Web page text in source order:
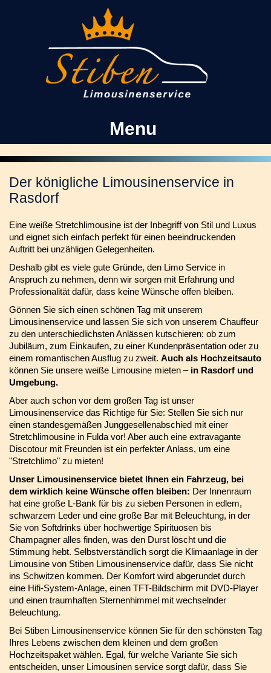
Menu
Der königliche Limousinenservice in
Rasdorf
Eine weiße Stretchlimousine ist der Inbegriff von Stil und Luxus
und eignet sich einfach perfekt für einen beeindruckenden
Auftritt bei unzähligen Gelegenheiten.
Deshalb gibt es viele gute Gründe, den Limo Service in
Anspruch zu nehmen, denn wir sorgen mit Erfahrung und
Professionalität dafür, dass keine Wünsche offen bleiben.
Gönnen Sie sich einen schönen Tag mit unserem
Limousinenservice und lassen Sie sich von unserem Chauffeur
zu den unterschiedlichsten Anlässen kutschieren: ob zum
Jubiläum, zum Einkaufen, zu einer Kundenpräsentation oder zu
einem romantischen Ausflug zu zweit. Auch als Hochzeitsauto
können Sie unsere weiße Limousine mieten – in Rasdorf und
Umgebung.
Aber auch schon vor dem großen Tag ist unser
Limousinenservice das Richtige für Sie: Stellen Sie sich nur
einen standesgemäßen Junggesellenabschied mit einer
Stretchlimousine in Fulda vor! Aber auch eine extravagante
Discotour mit Freunden ist ein perfekter Anlass, um eine
"Stretchlimo" zu mieten!
Unser Limousinenservice bietet Ihnen ein Fahrzeug, bei
dem wirklich keine Wünsche offen bleiben: Der Innenraum
hat eine große L-Bank für bis zu sieben Personen in edlem,
schwarzem Leder und eine große Bar mit Beleuchtung, in der
Sie von Softdrinks über hochwertige Spirituosen bis
Champagner alles finden, was den Durst löscht und die
Stimmung hebt. Selbstverständlich sorgt die Klimaanlage in der
Limousine von Stiben Limousinenservice dafür, dass Sie nicht
ins Schwitzen kommen. Der Komfort wird abgerundet durch
eine Hifi-System-Anlage, einen TFT-Bildschirm mit DVD-Player
und einen traumhaften Sternenhimmel mit wechselnder
Beleuchtung.
Bei Stiben Limousinenservice können Sie für den schönsten Tag
Ihres Lebens zwischen dem kleinen und dem großen
Hochzeitspaket wählen. Egal, für welche Variante Sie sich
entscheiden, unser Limousinen service sorgt dafür, dass Sie